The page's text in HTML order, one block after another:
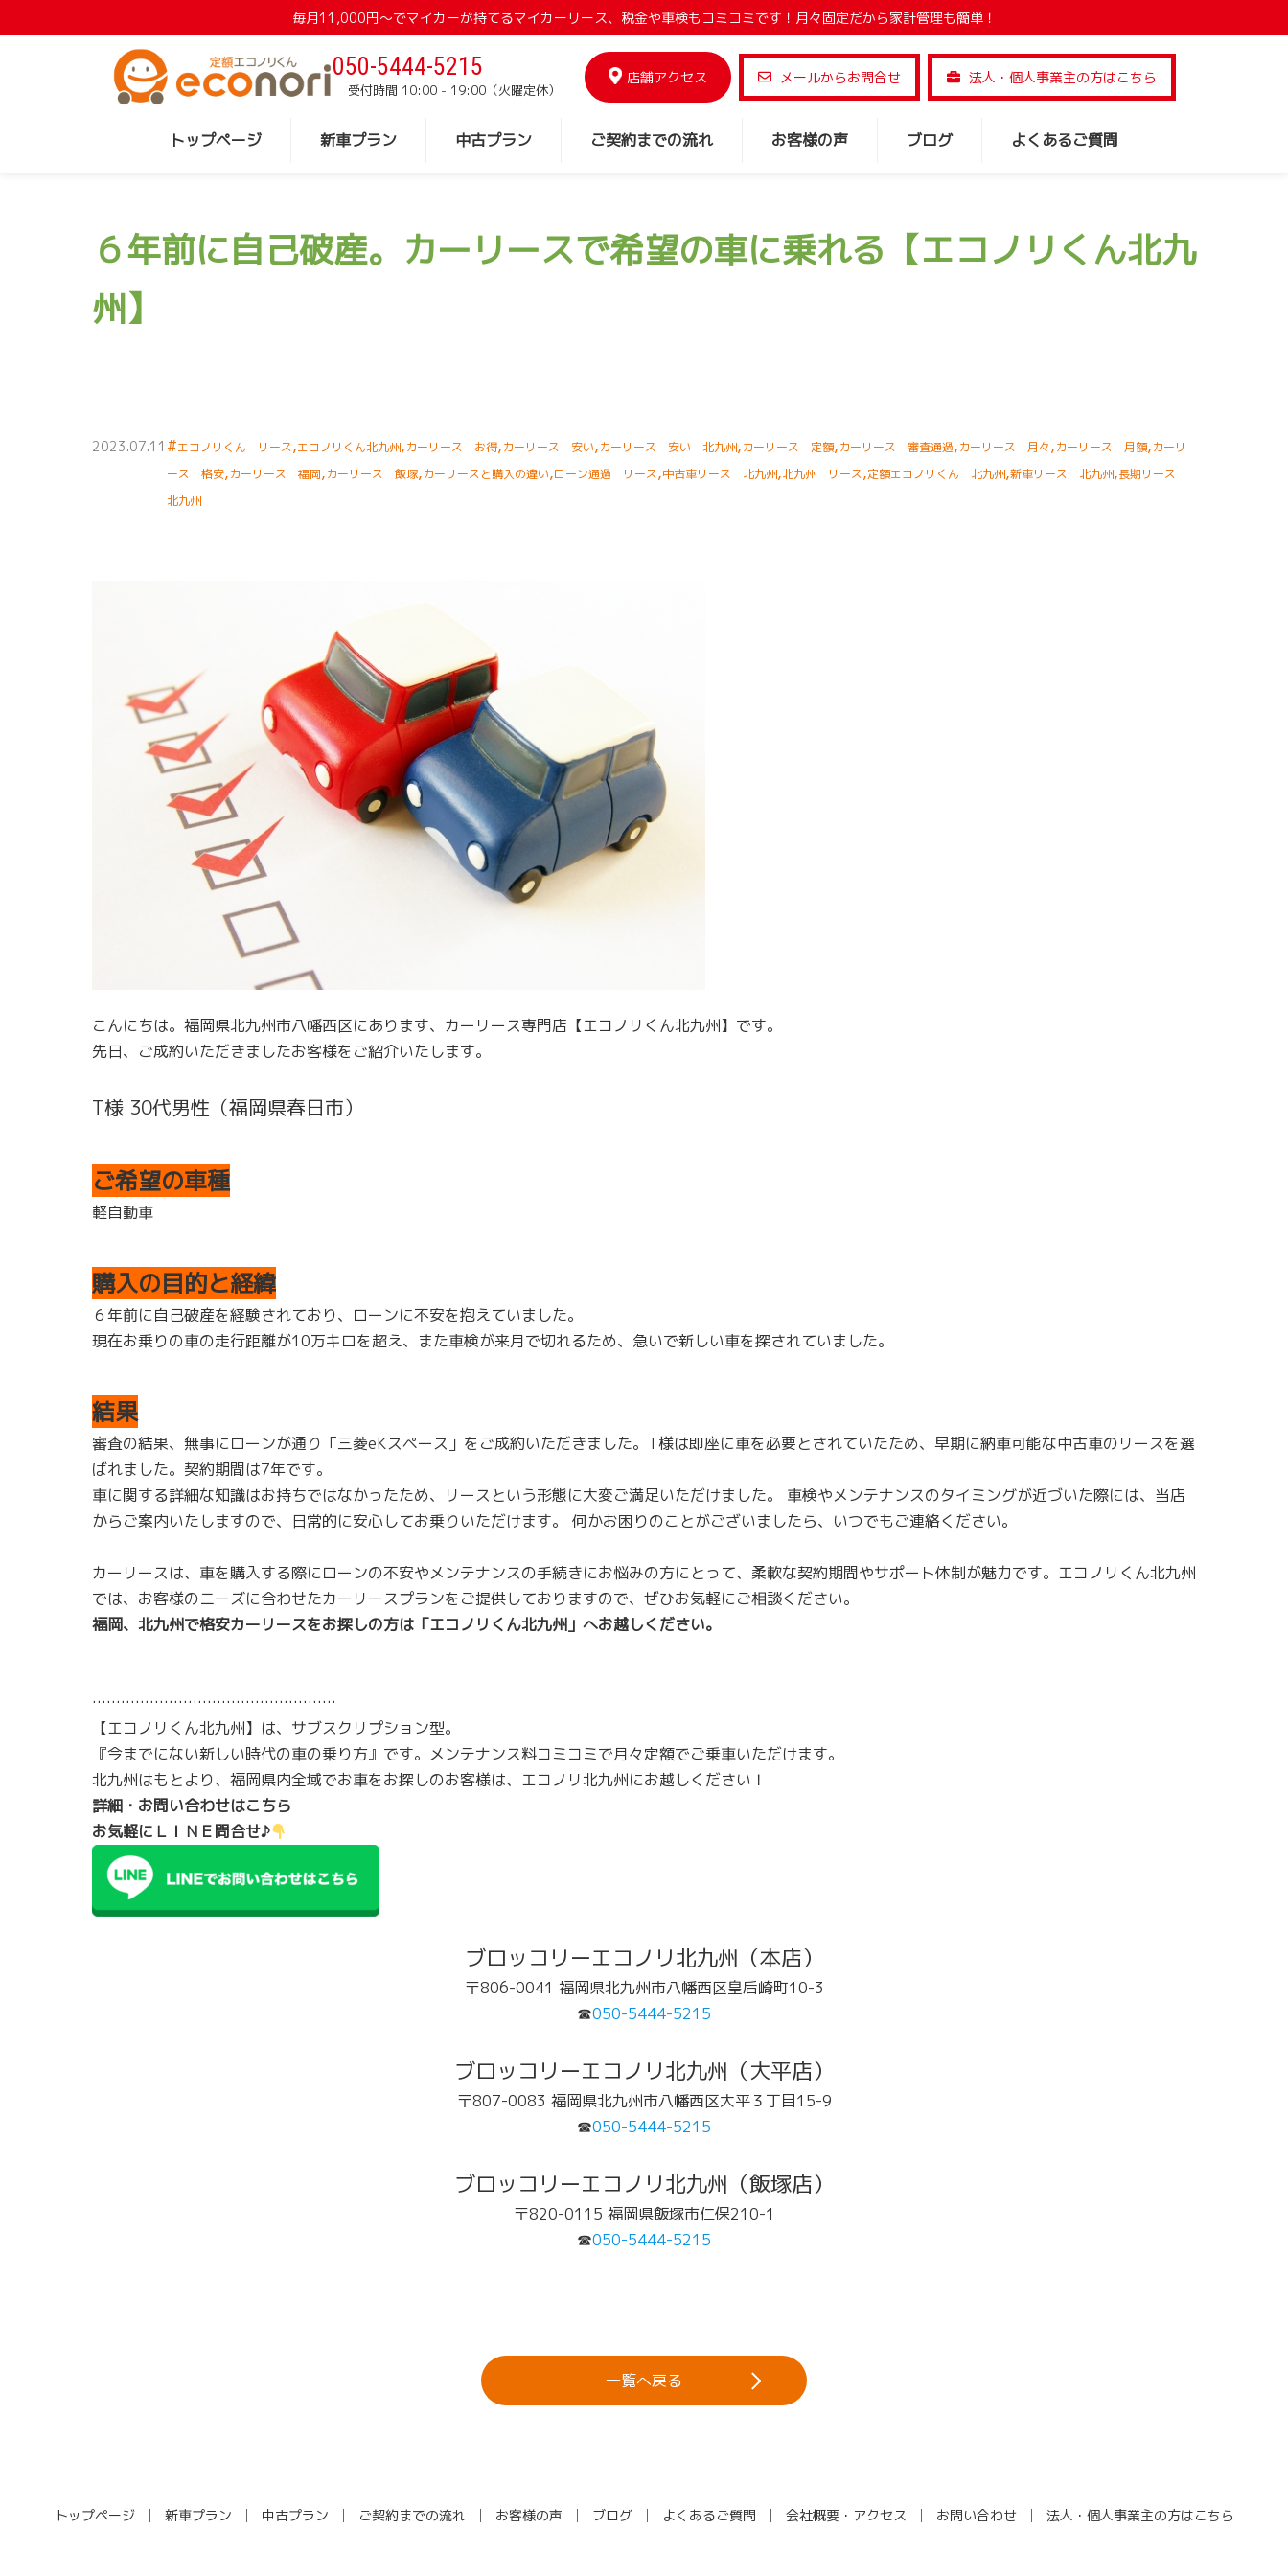
毎月11,000円〜でマイカーが持てるマイカーリース、税金や車検もコミコミです！月々固定だから家計管理も簡単！
050-5444-5215
受付時間 10:00 - 19:00（火曜定休）
店舗アクセス メールからお問合せ 法人・個人事業主の方はこちら
トップページ 新車プラン 中古プラン ご契約までの流れ お客様の声 ブログ よくあるご質問
６年前に自己破産。カーリースで希望の車に乗れる【エコノリくん北九
州】
2023.07.11 #エコノリくん リース,エコノリくん北九州,カーリース お得,カーリース 安い,カーリース 安い 北九州,カーリース 定額,カーリース 審査通過,カーリース 月々,カーリース 月額,カーリ
ース 格安,カーリース 福岡,カーリース 飯塚,カーリースと購入の違い,ローン通過 リース,中古車リース 北九州,北九州 リース,定額エコノリくん 北九州,新車リース 北九州,長期リース
北九州
こんにちは。福岡県北九州市八幡西区にあります、カーリース専門店【エコノリくん北九州】です。
先日、ご成約いただきましたお客様をご紹介いたします。
T様 30代男性（福岡県春日市）
ご希望の車種
軽自動車
購入の目的と経緯
６年前に自己破産を経験されており、ローンに不安を抱えていました。
現在お乗りの車の走行距離が10万キロを超え、また車検が来月で切れるため、急いで新しい車を探されていました。
結果
審査の結果、無事にローンが通り「三菱eKスペース」をご成約いただきました。T様は即座に車を必要とされていたため、早期に納車可能な中古車のリースを選
ばれました。契約期間は7年です。
車に関する詳細な知識はお持ちではなかったため、リースという形態に大変ご満足いただけました。 車検やメンテナンスのタイミングが近づいた際には、当店
からご案内いたしますので、日常的に安心してお乗りいただけます。 何かお困りのことがございましたら、いつでもご連絡ください。
カーリースは、車を購入する際にローンの不安やメンテナンスの手続きにお悩みの方にとって、柔軟な契約期間やサポート体制が魅力です。エコノリくん北九州
では、お客様のニーズに合わせたカーリースプランをご提供しておりますので、ぜひお気軽にご相談ください。
福岡、北九州で格安カーリースをお探しの方は「エコノリくん北九州」へお越しください。
……………………………………………
【エコノリくん北九州】は、サブスクリプション型。
『今までにない新しい時代の車の乗り方』です。メンテナンス料コミコミで月々定額でご乗車いただけます。
北九州はもとより、福岡県内全域でお車をお探しのお客様は、エコノリ北九州にお越しください！
詳細・お問い合わせはこちら
お気軽にＬＩＮＥ問合せ♪
ブロッコリーエコノリ北九州（本店）
〒806-0041 福岡県北九州市八幡西区皇后崎町10-3
☎050-5444-5215
ブロッコリーエコノリ北九州（大平店）
〒807-0083 福岡県北九州市八幡西区大平３丁目15-9
☎050-5444-5215
ブロッコリーエコノリ北九州（飯塚店）
〒820-0115 福岡県飯塚市仁保210-1
☎050-5444-5215
一覧へ戻る
トップページ 新車プラン 中古プラン ご契約までの流れ お客様の声 ブログ よくあるご質問 会社概要・アクセス お問い合わせ 法人・個人事業主の方はこちら